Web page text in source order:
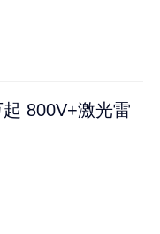
800V+激光雷